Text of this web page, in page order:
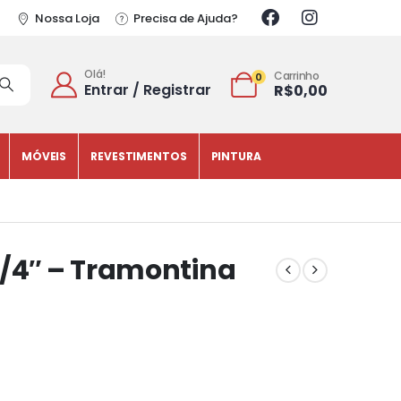
Nossa Loja Precisa de Ajuda?
Olá!
Entrar / Registrar
0 Carrinho
R$0,00
MÓVEIS REVESTIMENTOS PINTURA
– Tramontina